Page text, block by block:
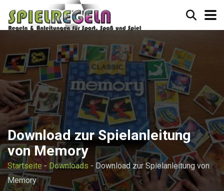
Download zur Spielanleitung
von Memory
Startseite - Downloads - Download zur Spielanleitung von
Memory